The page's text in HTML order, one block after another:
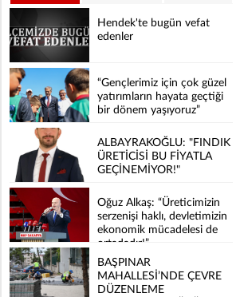
Hendek'te bugün vefat
edenler
“Gençlerimiz için çok güzel
yatırımların hayata geçtiği
bir dönem yaşıyoruz”
ALBAYRAKOĞLU: "FINDIK
ÜRETİCİSİ BU FİYATLA
GEÇİNEMİYOR!"
Oğuz Alkaş: “Üreticimizin
serzenişi haklı, devletimizin
ekonomik mücadelesi de
ortadadır!”
BAŞPINAR
MAHALLESİ’NDE ÇEVRE
DÜZENLEME